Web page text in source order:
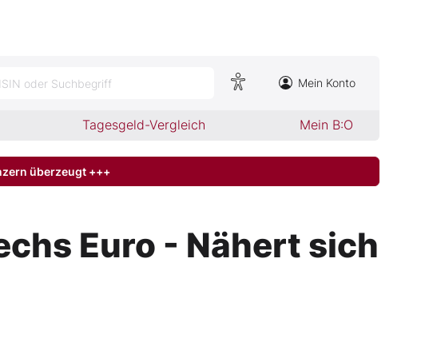
oder Suchbegriff Mein Konto
Tagesgeld-Vergleich Mein B:O
überzeugt +++
Euro - Nähert sich